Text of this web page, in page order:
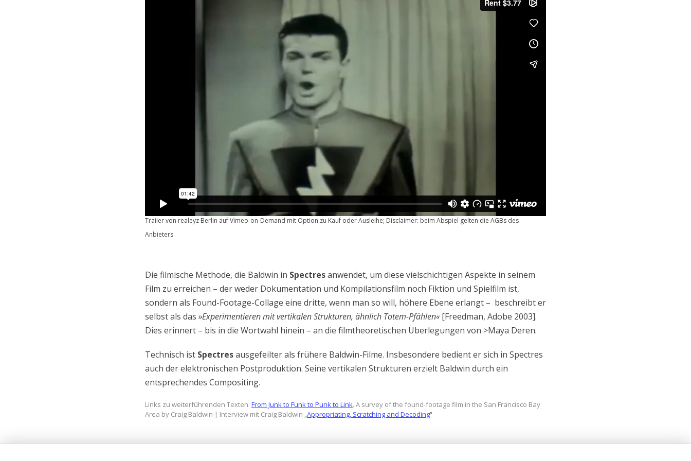
Trailer von realeyz Berlin auf Vimeo-on-Demand mit Option zu Kauf oder Ausleihe; Disclaimer: beim Abspiel gelten die AGBs des
Anbieters
Die filmische Methode, die Baldwin in Spectresanwendet, um diese vielschichtigen Aspekte in seinem
Film zu erreichen – der weder Dokumentation und Kompilationsfilm noch Fiktion und Spielfilm ist,
sondern als Found-Footage-Collage eine dritte, wenn man so will, höhere Ebene erlangt – beschreibt er
selbst als das »Experimentieren mit vertikalen Strukturen, ähnlich Totem-Pfählen« [Freedman, Adobe 2003].
Dies erinnert – bis in die Wortwahl hinein – an die filmtheoretischen Überlegungen von >Maya Deren.
Technisch ist Spectresausgefeilter als frühere Baldwin-Filme. Insbesondere bedient er sich in Spectres
auch der elektronischen Postproduktion. Seine vertikalen Strukturen erzielt Baldwin durch ein
entsprechendes Compositing.
Links zu weiterführenden Texten: From Junk to Funk to Punk to Link. A survey of the found-footage film in the San Francisco Bay
Area by Craig Baldwin | Interview mit Craig Baldwin „Appropriating, Scratching and Decoding“